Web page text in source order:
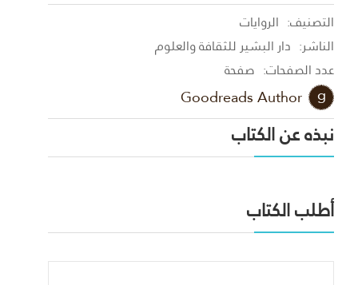
التصنيف: الروايات
الناشر: دار البشير للثقافة والعلوم
عدد الصفحات: صفحة
Goodreads Author
نبذه عن الكتاب
أطلب الكتاب